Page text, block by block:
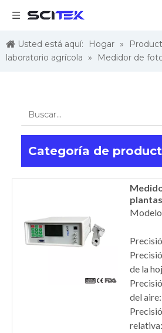
Usted está aquí: Hogar »
laboratorio agrícola » Medidor de
Categoría de
plantas
de la
del